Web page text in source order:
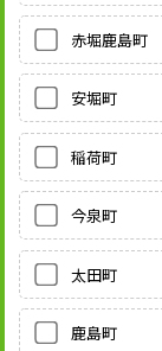
赤堀鹿島町
安堀町
稲荷町
今泉町
太田町
鹿島町